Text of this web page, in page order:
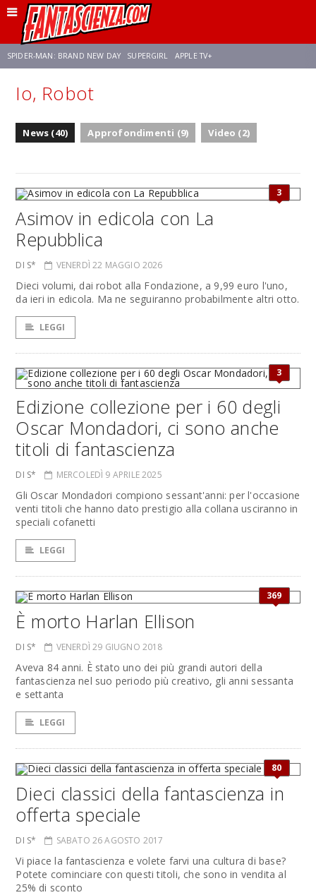
SPIDER-MAN: BRAND NEW DAY SUPERGIRL APPLE TV+
FRANCO RICCIARDIELLO
Io, Robot
News (40) Approfondimenti (9) Video (2)
3
Asimov in edicola con La
Repubblica
DI S* VENERDÌ 22 MAGGIO 2026
Dieci volumi, dai robot alla Fondazione, a 9,99 euro l'uno,
da ieri in edicola. Ma ne seguiranno probabilmente altri otto.
LEGGI
3
Edizione collezione per i 60 degli
Oscar Mondadori, ci sono anche
titoli di fantascienza
DI S* MERCOLEDÌ 9 APRILE 2025
Gli Oscar Mondadori compiono sessant'anni: per l'occasione
venti titoli che hanno dato prestigio alla collana usciranno in
speciali cofanetti
LEGGI
369
È morto Harlan Ellison
DI S* VENERDÌ 29 GIUGNO 2018
Aveva 84 anni. È stato uno dei più grandi autori della
fantascienza nel suo periodo più creativo, gli anni sessanta
e settanta
LEGGI
80
Dieci classici della fantascienza in
offerta speciale
DI S* SABATO 26 AGOSTO 2017
Vi piace la fantascienza e volete farvi una cultura di base?
Potete cominciare con questi titoli, che sono in vendita al
25% di sconto